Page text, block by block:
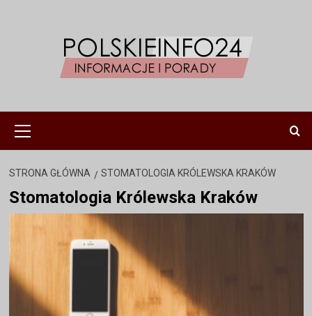
główne
STRONA GŁÓWNA STOMATOLOGIA KRÓLEWSKA KRAKÓW
Stomatologia Królewska Kraków